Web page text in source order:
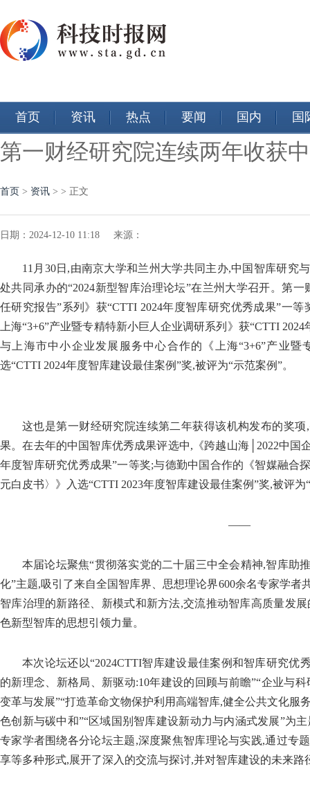
首页 资讯 热点 要闻 国内 国
第一财经研究院连续两年收获
首页 > 资讯 > > 正文
日期：2024-12-10 11:18 来源：
11月30日,由南京大学和兰州大学共同主办,中国智库研究
处共同承办的“2024新型智库治理论坛”在兰州大学召开。第
任研究报告”系列》获“CTTI 2024年度智库研究优秀成果”一
上海“3+6”产业暨专精特新小巨人企业调研系列》获“CTTI
与上海市中小企业发展服务中心合作的《上海“3+6”产业暨
选“CTTI 2024年度智库建设最佳案例”奖,被评为“示范案例”。
这也是第一财经研究院连续第二年获得该机构发布的奖
果。在去年的中国智库优秀成果评选中,《跨越山海│2022中国
年度智库研究优秀成果”一等奖;与德勤中国合作的《智媒融
元白皮书〉》入选“CTTI 2023年度智库建设最佳案例”奖,被评为
——
本届论坛聚焦“贯彻落实党的二十届三中全会精神,智库助
化”主题,吸引了来自全国智库界、思想理论界600余名专家学者
智库治理的新路径、新模式和新方法,交流推动智库高质量发
色新型智库的思想引领力量。
本次论坛还以“2024CTTI智库建设最佳案例和智库研究优
的新理念、新格局、新驱动:10年建设的回顾与前瞻”“企业与
变革与发展”“打造革命文物保护利用高端智库,健全公共文化服
色创新与碳中和”“区域国别智库建设新动力与内涵式发展”为
专家学者围绕各分论坛主题,深度聚焦智库理论与实践,通过专
享等多种形式,展开了深入的交流与探讨,并对智库建设的未来路